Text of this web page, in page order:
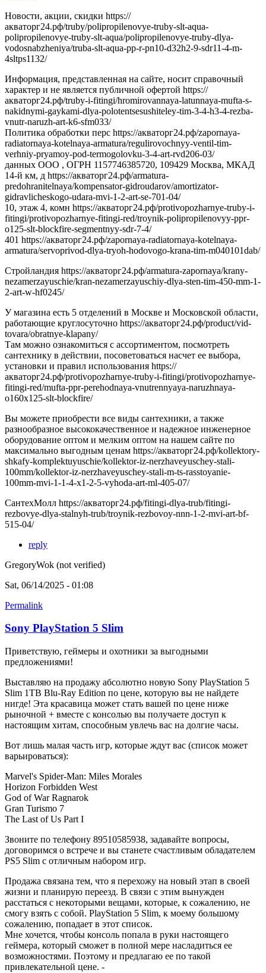
Новости, акции, скидки https://
акваторг24.рф/truby/polipropilenovye-truby-slt-aqua-
polipropilenovye-truby-slt-aqua/polipropilenovye-truby-dlya-
vodosnabzheniya/truba-slt-aqua-pp-r-pn10-d32h2-9-sdr11-4-m-
4sltps1132/
Информация, представленная на сайте, носит справочный
характер и не является публичной офертой https://
акваторг24.рф/truby-i-fitingi/hromirovannaya-latunnaya-mufta-s-
nakidnymi-gaykami-dlya-polotentsesushiteley-tim-3-4-h3-4-rezba-
vnutr-naruzh-art-k6-sfm033/
Политика обработки перс https://акваторг24.рф/zapornaya-
radiatornaya-kotelnaya-armatura/regulirovochnyy-ventil-tim-
verhniy-pryamoy-pod-termogolovku-3-4-art-rvd206-03/
данных ООО , ОГРН 1157746385720, 109429 Москва, МКАД
14-й км, д https://акваторг24.рф/armatura-
predohranitelnaya/kompensator-gidroudarov/amortizator-
gidravlicheskogo-udara-mvi-1-2-art-se-701-04/
10, этаж 4, комн https://акваторг24.рф/protivopozharnye-truby-i-
fitingi/protivopozharnye-fitingi-red/troynik-polipropilenovyy-ppr-
o125-slt-blockfire-segmentnyy-sdr-7-4/
401 https://акваторг24.рф/zapornaya-radiatornaya-kotelnaya-
armatura/servoprivod-dlya-tryoh-hodovogo-krana-tim-m040101dab/
Стройландия https://акваторг24.рф/armatura-zapornaya/krany-
nezamerzayuschie/kran-nezamerzayuschiy-dlya-sten-tim-450-mm-1-
2-art-w-hf0245/
У магазина есть 5 отделений в Москве и Московской области,
работающие круглосуточно https://акваторг24.рф/product/vid-
tovara/obratnye-klapany/
Там можно ознакомиться с ассортиментом, посмотреть
сантехнику в действии, посоветоваться насчет ее выбора,
установки и правил использования https://
акваторг24.рф/protivopozharnye-truby-i-fitingi/protivopozharnye-
fitingi-red/mufta-ppr-perehodnaya-vnutrennyaya-naruzhnaya-
o160x125-slt-blockfire/
Вы можете приобрести все виды сантехники, а также
разнообразное высококачественное и надежное инженерное
оборудование оптом и мелким оптом на нашем сайте по
максимально выгодным ценам https://акваторг24.рф/kollektory-
shkafy-komplektuyuschie/kollektor-iz-nerzhaveyuschey-stali-
100mm/kollektor-iz-nerzhaveyuschey-stali-m-ts-rasstoyanie-
100mm-mvi-1-1-4-x1-2-5-vyhoda-art-ml-405-07/
СантехМолл https://акваторг24.рф/fitingi-dlya-trub/fitingi-
rezbovye-dlya-stalnyh-trub/troynik-rezbovoy-nnn-1-2-mvi-art-bf-
515-04/
reply
GregoryWok (not verified)
Sat, 06/14/2025 - 01:08
Permalink
Sony PlayStation 5 Slim
Приветствую, геймеры и охотники за выгодными
предложениями!
Выставляю на продажу абсолютно новую Sony PlayStation 5
Slim 1TB Blu-Ray Edition по цене, которую вы не найдете
нигде! Эта красавица может стать вашей по цене ниже
рыночной + вместе с консолью вы получаете доступ к
настоящим хитам, способным увлечь вас на долгие часы.
Вот лишь малая часть игр, которые ждут вас (список может
варьироваться):
Marvel's Spider-Man: Miles Morales
Horizon Forbidden West
God of War Ragnarok
Gran Turismo 7
The Last of Us Part I
Звоните по телефону 89510585938, задавайте вопросы,
договоримся о встрече и вы станете счастливым обладателем
PS5 Slim с отличным набором игр.
Продажа связана тем, что я перехожу на новый этап в своей
жизни и планирую переезд. В связи с этим вынужден
расстаться с некоторыми вещами, которые, к сожалению, не
смогу взять с собой. PlayStation 5 Slim, к моему большому
сожалению, попадает в этот список.
Мне хочется, чтобы консоль попала в руки настоящего
геймера, который сможет в полной мере насладиться ее
возможностями. Поэтому и предлагаю ее по такой
привлекательной цене. -